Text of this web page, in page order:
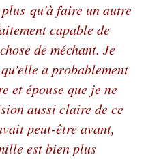
qu'à faire un autre
capable de
de méchant. Je
a probablement
et épouse que je ne
aussi claire de ce
peut-être avant,
est bien plus